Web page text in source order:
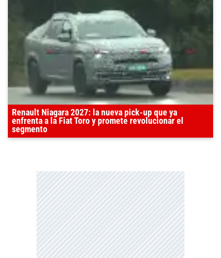
Renault Niagara 2027: la nueva pick-up que ya
enfrenta a la Fiat Toro y promete revolucionar el
segmento